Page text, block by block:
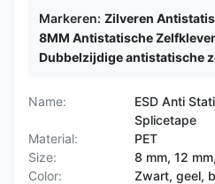
Markeren: Zilveren
8MM Antistatische
Dubbelzijdige antistatische
Name:
ESD Anti
Splicetape
Material:
PET
Size:
8 mm, 12
Color:
Zwart, geel,